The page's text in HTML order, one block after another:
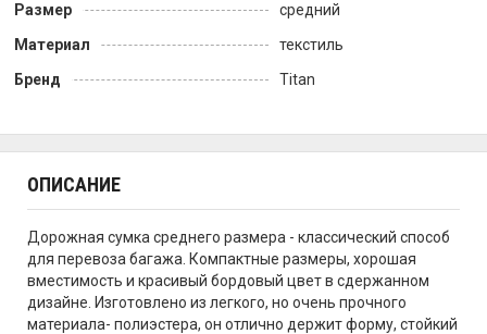
Размер
средний
Материал
текстиль
Бренд
Titan
ОПИСАНИЕ
Дорожная сумка среднего размера - классический способ
для перевоза багажа. Компактные размеры, хорошая
вместимость и красивый бордовый цвет в сдержанном
дизайне. Изготовлено из легкого, но очень прочного
материала- полиэстера, он отлично держит форму, стойкий